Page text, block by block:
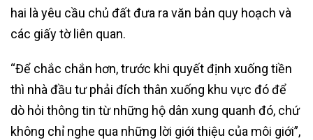
hai là yêu cầu chủ đất đưa ra văn bản quy hoạch và
các giấy tờ liên quan.
“Để chắc chắn hơn, trước khi quyết định xuống tiền
thì nhà đầu tư phải đích thân xuống khu vực đó để
dò hỏi thông tin từ những hộ dân xung quanh đó, chứ
không chỉ nghe qua những lời giới thiệu của môi giới”,